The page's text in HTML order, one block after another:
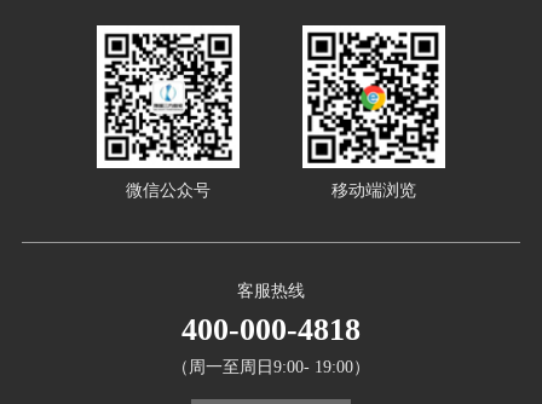
客服热线
400-000-4818
（周一至周日9:00- 19:00）
微信公众号 移动端浏览